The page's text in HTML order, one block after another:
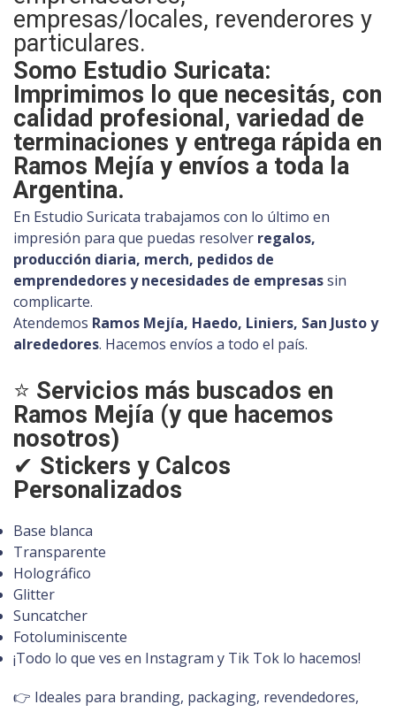
empresas/locales, revenderores y
particulares.
Somo Estudio Suricata:
Imprimimos lo que necesitás, con
calidad profesional, variedad de
terminaciones y entrega rápida en
Ramos Mejía y envíos a toda la
Argentina.
En Estudio Suricata trabajamos con lo último en
impresión para que puedas resolver regalos,
producción diaria, merch, pedidos de
emprendedores y necesidades de empresassin
complicarte.
Atendemos Ramos Mejía, Haedo, Liniers, San Justo y
alrededores. Hacemos envíos a todo el país.
⭐ Servicios más buscados en
Ramos Mejía (y que hacemos
nosotros)
✔ Stickers y Calcos
Personalizados
Base blanca
Transparente
Holográfico
Glitter
Suncatcher
Fotoluminiscente
¡Todo lo que ves en Instagram y Tik Tok lo hacemos!
👉 Ideales para branding, packaging, revendedores,